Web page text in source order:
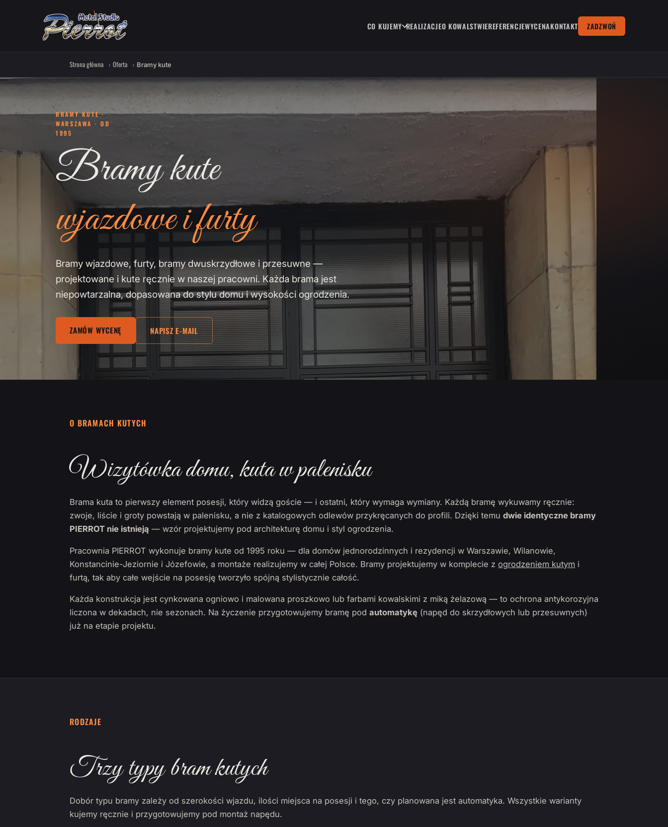
CO KUJEMY REALIZACJEO KOWALSTWIEREFERENCJEWYCENAKONTAKT ZADZWOŃ
Strona główna Oferta Bramy kute
BRAMY KUTE ·
WARSZAWA · OD
1995
Bramy kute
wjazdowe i furty
Bramy wjazdowe, furty, bramy dwuskrzydłowe i przesuwne —
projektowane i kute ręcznie w naszej pracowni. Każda brama jest
niepowtarzalna, dopasowana do stylu domu i wysokości ogrodzenia.
ZAMÓW WYCENĘ NAPISZ E-MAIL
O BRAMACH KUTYCH
Wizytówka domu, kuta w palenisku
Brama kuta to pierwszy element posesji, który widzą goście — i ostatni, który wymaga wymiany. Każdą bramę wykuwamy ręcznie:
zwoje, liście i groty powstają w palenisku, a nie z katalogowych odlewów przykręcanych do profili. Dzięki temu dwie identyczne bramy
PIERROT nie istnieją — wzór projektujemy pod architekturę domu i styl ogrodzenia.
Pracownia PIERROT wykonuje bramy kute od 1995 roku — dla domów jednorodzinnych i rezydencji w Warszawie, Wilanowie,
Konstancinie-Jeziornie i Józefowie, a montaże realizujemy w całej Polsce. Bramy projektujemy w komplecie z ogrodzeniem kutym i
furtą, tak aby całe wejście na posesję tworzyło spójną stylistycznie całość.
Każda konstrukcja jest cynkowana ogniowo i malowana proszkowo lub farbami kowalskimi z miką żelazową — to ochrona antykorozyjna
liczona w dekadach, nie sezonach. Na życzenie przygotowujemy bramę pod automatykę (napęd do skrzydłowych lub przesuwnych)
już na etapie projektu.
RODZAJE
Trzy typy bram kutych
Dobór typu bramy zależy od szerokości wjazdu, ilości miejsca na posesji i tego, czy planowana jest automatyka. Wszystkie warianty
kujemy ręcznie i przygotowujemy pod montaż napędu.